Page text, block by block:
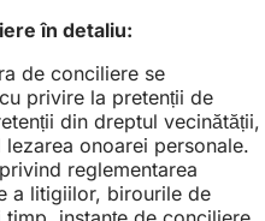
în detaliu:
de conciliere se
privire la pretenții de
din dreptul vecinătății,
onoarei personale.
reglementarea
a litigiilor, birourile de